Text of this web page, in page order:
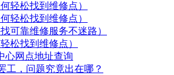
轻松找到维修点）
轻松找到维修点）
可靠维修服务不迷路）
松找到维修点）
心网点地址查询
工，问题究竟出在哪？